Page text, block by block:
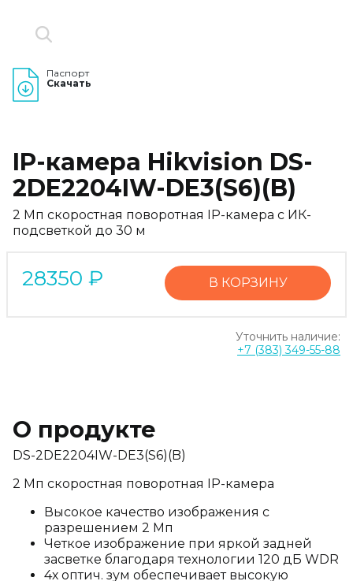
Паспорт
Скачать
IP-камера Hikvision DS-
2DE2204IW-DE3(S6)(B)
2 Мп скоростная поворотная IP-камера с ИК-
подсветкой до 30 м
28350 ₽ В КОРЗИНУ
Уточнить наличие:
+7 (383) 349-55-88
О продукте
DS-2DE2204IW-DE3(S6)(B)
2 Мп скоростная поворотная IP-камера
Высокое качество изображения с
разрешением 2 Мп
Четкое изображение при яркой задней
засветке благодаря технологии 120 дБ WDR
4х оптич. зум обеспечивает высокую